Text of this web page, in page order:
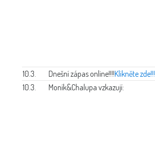
10.3. Dnešní zápas online!!!!Klikněte zde!!!
10.3.
Moník&Chalupa vzkazují: